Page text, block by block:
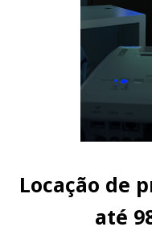
Locação de
até